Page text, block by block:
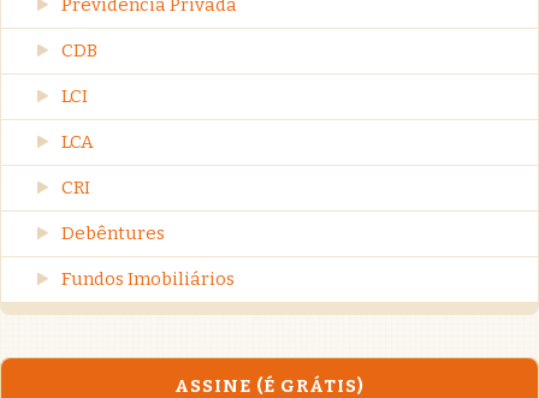
Previdência Privada
CDB
LCI
LCA
CRI
Debêntures
Fundos Imobiliários
ASSINE (É GRÁTIS)